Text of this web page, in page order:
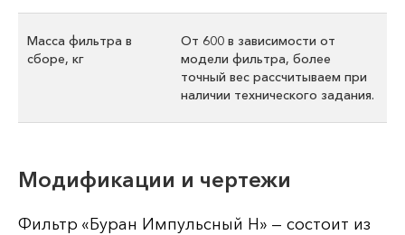
Масса фильтра в
сборе, кг
От 600 в зависимости от
модели фильтра, более
точный вес рассчитываем при
наличии технического задания.
Модификации и чертежи
Фильтр «Буран Импульсный Н» — состоит из